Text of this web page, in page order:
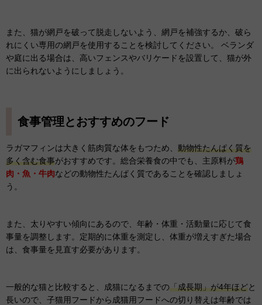
また、猫が網戸を破って脱走しないよう、網戸を補強するか、破ら
れにくい専用の網戸を使用することを検討してください。 ベランダ
や庭に出る場合は、高いフェンスやバリケードを設置して、猫が外
に出られないようにしましょう。
食事管理とおすすめのフード
ラガマフィンは大きく筋肉質な体をもつため、 動物性たんぱく質を
多く含む食事がおすすめです。総合栄養食の中でも、主原料が鶏
肉・魚・牛肉などの動物性たんぱく質であることを確認しましょ
う。
また、太りやすい傾向にあるので、年齢・体重・活動量に応じて食
事量を調整します。定期的に体重を測定し、体重が増えすぎた場合
は、食事量を見直す必要があります。
一般的な猫と比較すると、成猫になるまでの「成長期」が4年ほどと
長いので、子猫用フードから成猫用フードへの切り替えは年齢では